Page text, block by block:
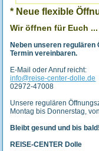
* Neue flexible
Wir öffnen für Euch
Neben unseren regulären
Termin vereinbaren.
E-Mail oder Anruf reicht:
info@reise-center-dolle.de
02972-47008
Unsere regulären
Montag bis Donnerstag,
Bleibt gesund und bis bald!
REISE-CENTER Dolle